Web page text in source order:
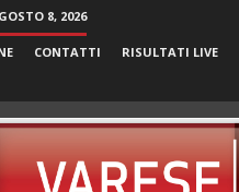
8, 2026
CONTATTI RISULTATI LIVE